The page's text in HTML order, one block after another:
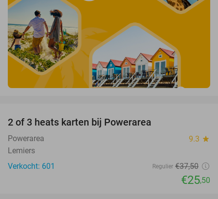
2 of 3 heats karten bij Powerarea
Powerarea 9.3 star
Lemiers
Verkocht: 601
Regulier €37,50
€25,50